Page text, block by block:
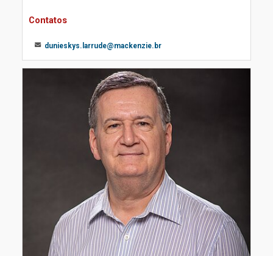
Contatos
dunieskys.larrude@mackenzie.br